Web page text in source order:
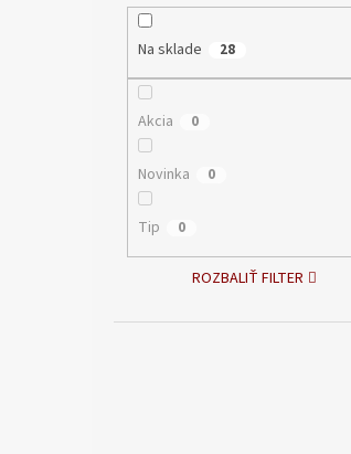
Na sklade 28
Akcia 0
Novinka 0
Tip 0
ROZBALIŤ FILTER